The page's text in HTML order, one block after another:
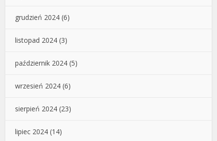
grudzień 2024 (6)
listopad 2024 (3)
październik 2024 (5)
wrzesień 2024 (6)
sierpień 2024 (23)
lipiec 2024 (14)